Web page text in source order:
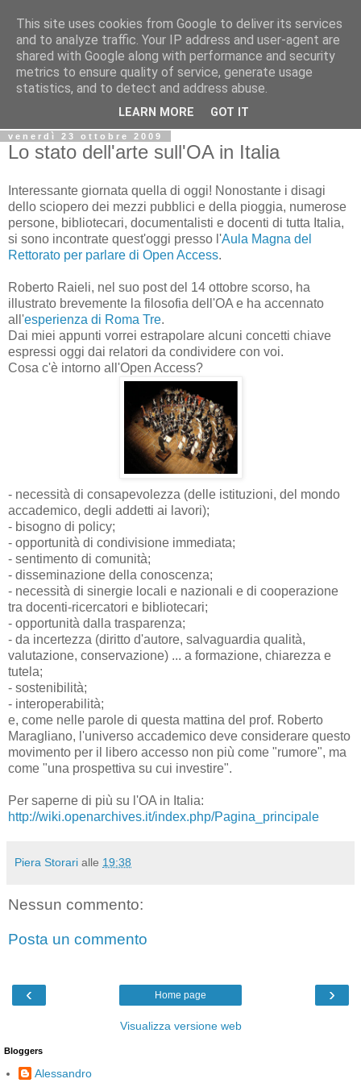
Biblio@rti in
Il Blog della Biblioteca di Area delle arti per condividere
informazioni iniziative incontri
venerdì 23 ottobre 2009
Lo stato dell'arte sull'OA in Italia
Interessante giornata quella di oggi! Nonostante i disagi
dello sciopero dei mezzi pubblici e della pioggia, numerose
persone, bibliotecari, documentalisti e docenti di tutta Italia,
si sono incontrate quest'oggi presso l'Aula Magna del
Rettorato per parlare di Open Access.
Roberto Raieli, nel suo post del 14 ottobre scorso, ha
illustrato brevemente la filosofia dell'OA e ha accennato
all'esperienza di Roma Tre.
Dai miei appunti vorrei estrapolare alcuni concetti chiave
espressi oggi dai relatori da condividere con voi.
Cosa c'è intorno all'Open Access?
- necessità di consapevolezza (delle istituzioni, del mondo
accademico, degli addetti ai lavori);
- bisogno di policy;
- opportunità di condivisione immediata;
- sentimento di comunità;
- disseminazione della conoscenza;
- necessità di sinergie locali e nazionali e di cooperazione
tra docenti-ricercatori e bibliotecari;
- opportunità dalla trasparenza;
- da incertezza (diritto d'autore, salvaguardia qualità,
valutazione, conservazione) ... a formazione, chiarezza e
tutela;
- sostenibilità;
- interoperabilità;
e, come nelle parole di questa mattina del prof. Roberto
Maragliano, l'universo accademico deve considerare questo
movimento per il libero accesso non più come "rumore", ma
come "una prospettiva su cui investire".
Per saperne di più su l'OA in Italia:
http://wiki.openarchives.it/index.php/Pagina_principale
Piera Storari alle 19:38
Nessun commento:
Posta un commento
‹ ›
Home page
Visualizza versione web
Bloggers
Alessandro
This site uses cookies from Google to deliver its services
and to analyze traffic. Your IP address and user-agent are
shared with Google along with performance and security
metrics to ensure quality of service, generate usage
statistics, and to detect and address abuse.
LEARN MORE GOT IT